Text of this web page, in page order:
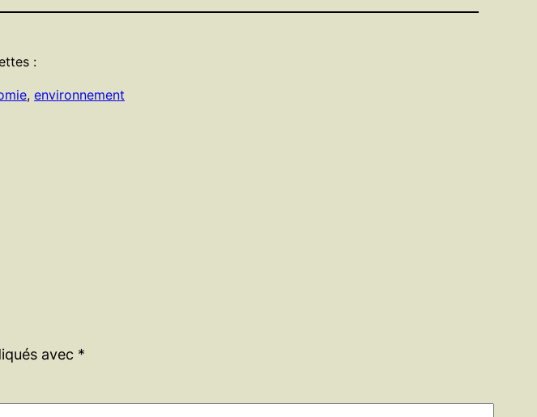
:
, environnement
avec *